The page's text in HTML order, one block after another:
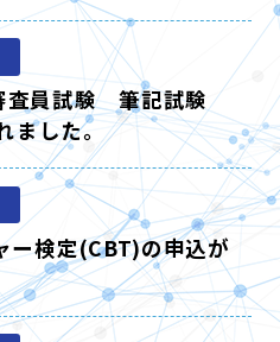
査員試験 筆記試験
ました。
ー検定(CBT)の申込が